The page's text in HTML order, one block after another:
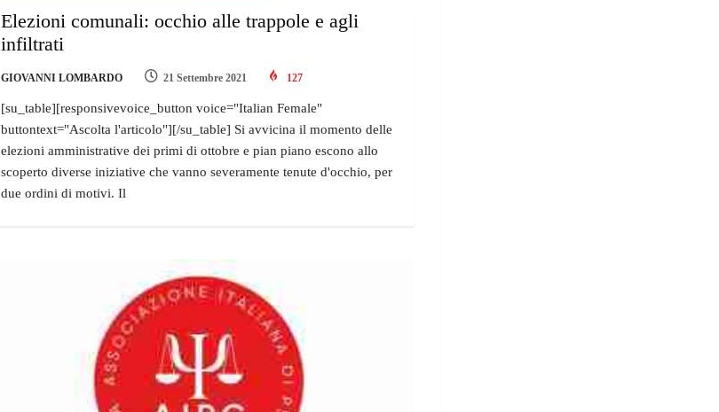
Elezioni comunali: occhio alle trappole e agli
infiltrati
GIOVANNI LOMBARDO 21 Settembre 2021 127
[su_table][responsivevoice_button voice="Italian Female"
buttontext="Ascolta l'articolo"][/su_table] Si avvicina il momento delle
elezioni amministrative dei primi di ottobre e pian piano escono allo
scoperto diverse iniziative che vanno severamente tenute d'occhio, per
due ordini di motivi. Il